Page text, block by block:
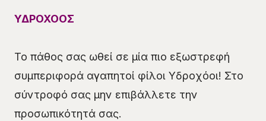
ΥΔΡΟΧΟΟΣ
Το πάθος σας ωθεί σε μία πιο εξωστρεφή
συμπεριφορά αγαπητοί φίλοι Υδροχόοι! Στο
σύντροφό σας μην επιβάλλετε την
προσωπικότητά σας.